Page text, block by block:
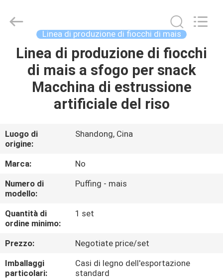
CASA
PRODOTTI
NOI
GIRO
DELLA
FABBRICA
CONTROLLO
DI
QUALITÀ
supplier.
Copyright
zhengzhou
Linea di produzione di fiocchi di mais
Linea di produzione di fiocchi
di mais a sfogo per snack
Macchina di estrussione
artificiale del riso
Luogo di
origine:
Shandong, Cina
Marca:
No
Numero di
modello:
Puffing - mais
Quantità di
ordine minimo:
1 set
Prezzo:
Negotiate price/set
Imballaggi
particolari:
Casi di legno dell'esportazione
standard